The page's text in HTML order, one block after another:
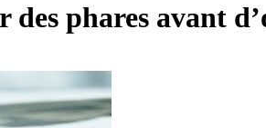
phares avant